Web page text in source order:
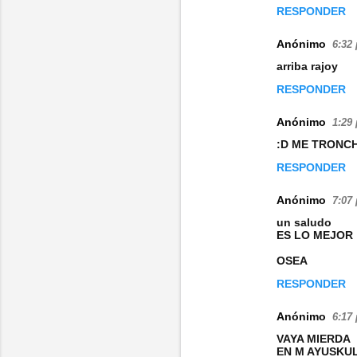
RESPONDER
Anónimo 6:32
arriba rajoy
RESPONDER
Anónimo 1:29
:D ME
RESPONDER
Anónimo 7:07
un saludo
ES LO MEJOR
OSEA
RESPONDER
Anónimo 6:17
VAYA MIERDA
EN M